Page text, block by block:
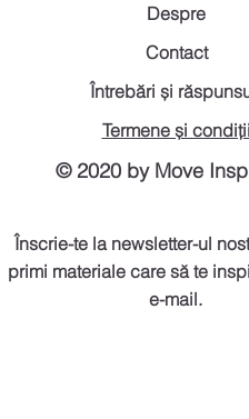
Despre
Contact
Întrebări și
Termene și condiții
© 2020 by Move
Înscrie-te la newsletter-ul
primi materiale care să te
e-mail.